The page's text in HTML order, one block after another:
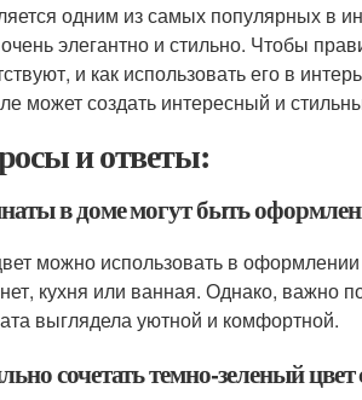
одним из самых популярных в
элегантно и стильно. Чтобы
и как использовать его в
может создать интересный и
и ответы:
в доме могут быть
можно использовать в
кухня или ванная. Однако, важно
выглядела уютной и комфортной.
сочетать темно-зеленый